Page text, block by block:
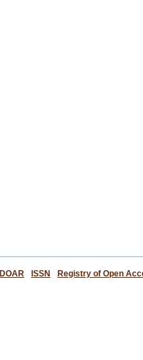
ISSN
Registry of Open